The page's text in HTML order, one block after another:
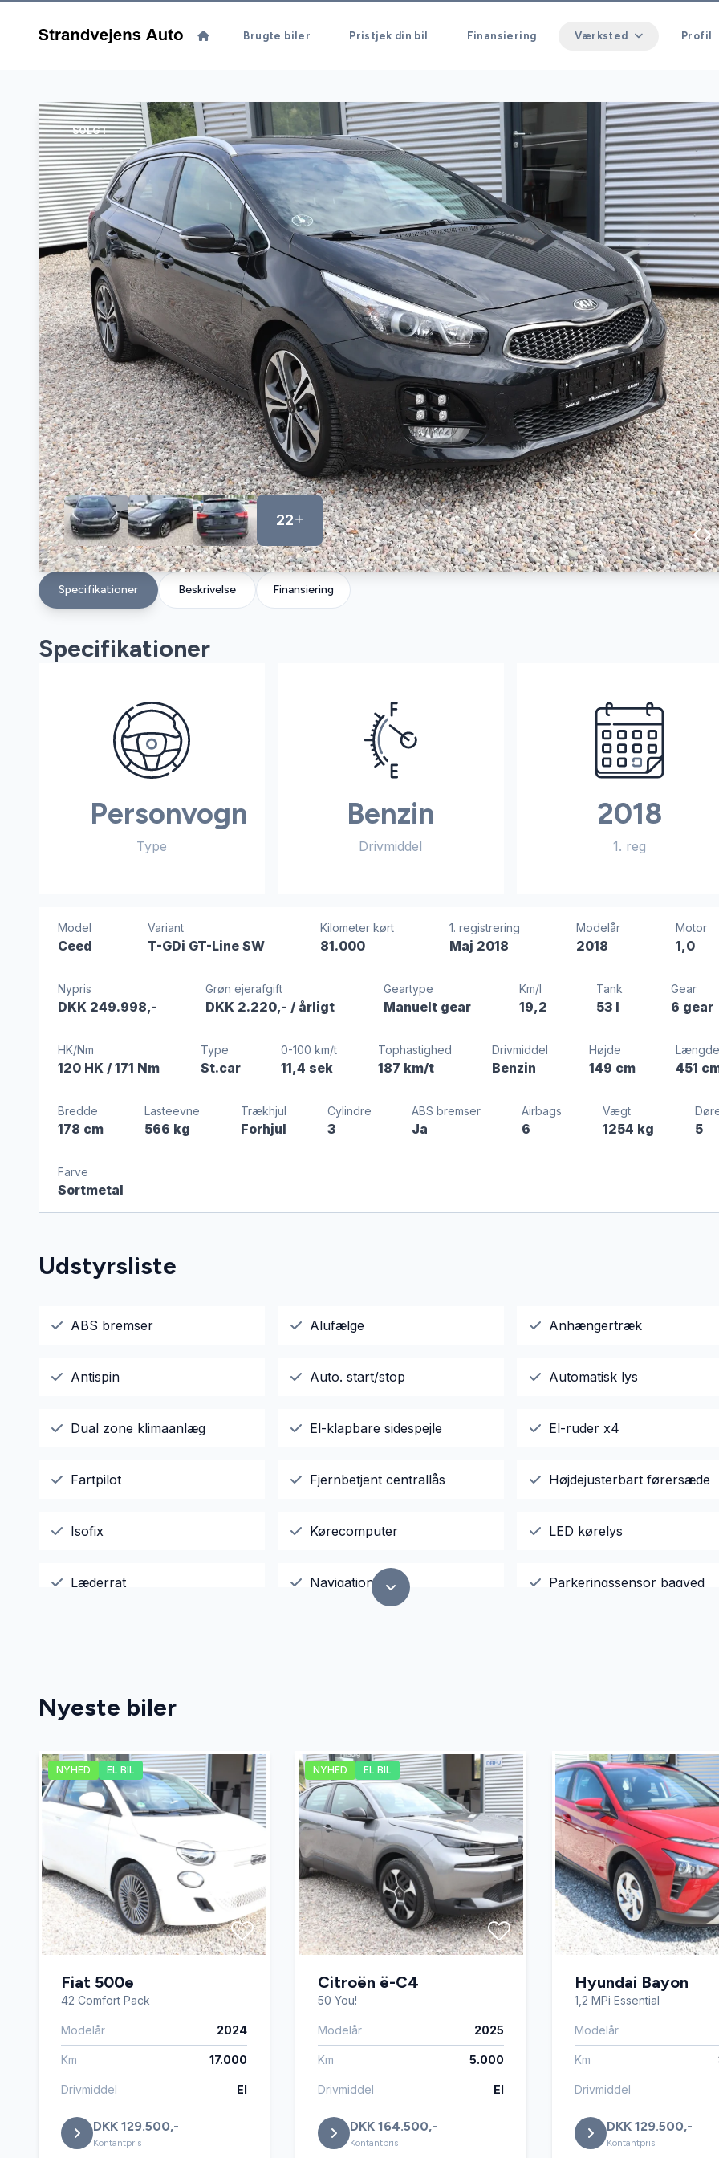
Brugte biler Pristjek din bil Finansiering Værksted Profil
SOLGT
22
Specifikationer Beskrivelse Finansiering
Specifikationer
Personvogn
Type
Benzin
Drivmiddel
2018
1. reg
Model
Ceed
Variant
T-GDi GT-Line SW
Kilometer kørt
81.000
1. registrering
Maj 2018
Modelår
2018
Motor
1,0
Nypris
DKK 249.998,-
Grøn ejerafgift
DKK 2.220,-/ årligt
Geartype
Manuelt gear
Km/l
19,2
Tank
53 l
Gear
6 gear
HK/Nm
120 HK / 171 Nm
Type
St.car
0-100 km/t
11,4 sek
Tophastighed
187 km/t
Drivmiddel
Benzin
Højde
149 cm 451
Bredde
178 cm
Lasteevne
566 kg
Trækhjul
Forhjul
Cylindre
3
ABS bremser
Ja
Airbags
6
Vægt
1254 kg 5
Farve
Sortmetal
Udstyrsliste
ABS bremser Alufælge Anhængertræk
Antispin Auto. start/stop Automatisk lys
Dual zone klimaanlæg El-klapbare sidespejle El-ruder x4
Fartpilot Fjernbetjent centrallås Højdejusterbart førersæde
Isofix Kørecomputer LED kørelys
Læderrat Navigation Parkeringssensor bagved
Nyeste biler
NYHED EL BIL
Fiat 500e
42 Comfort Pack
Modelår 2024
Km 17.000
Drivmiddel El
DKK 129.500,-
Kontantpris
NYHED EL BIL
Citroën ë-C4
50 You!
Modelår 2025
Km 5.000
Drivmiddel El
DKK 164.500,-
Kontantpris
Hyundai Bayon
1,2 MPi Essential
Modelår
Km
Drivmiddel
DKK 129.500,-
Kontantpris